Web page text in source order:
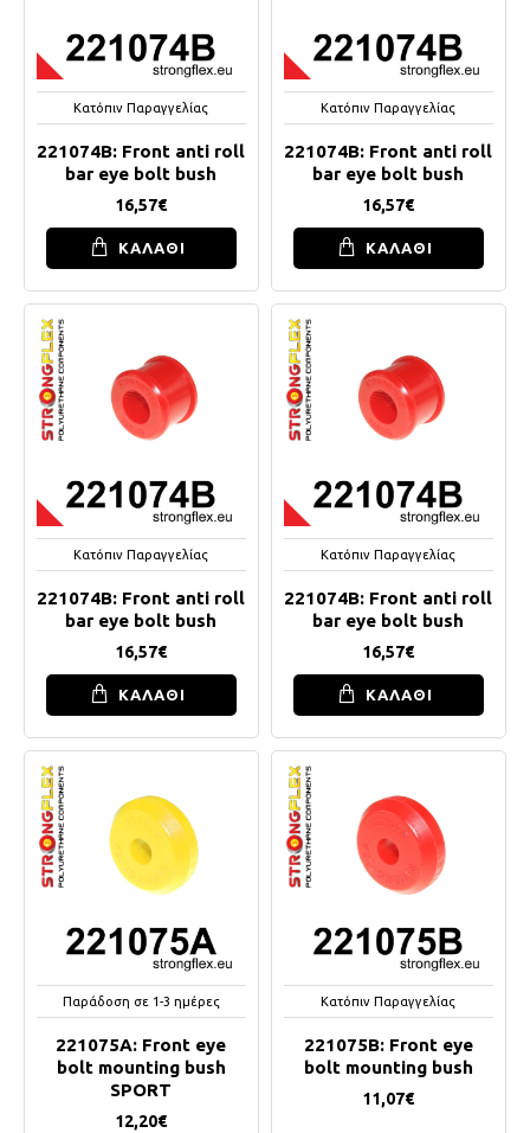
Κατόπιν Παραγγελίας
221074B: Front anti roll
bar eye bolt bush
16,57€
ΚΑΛΑΘΙ
Κατόπιν Παραγγελίας
221074B: Front anti roll
bar eye bolt bush
16,57€
ΚΑΛΑΘΙ
Κατόπιν Παραγγελίας
221074B: Front anti roll
bar eye bolt bush
16,57€
ΚΑΛΑΘΙ
Κατόπιν Παραγγελίας
221074B: Front anti roll
bar eye bolt bush
16,57€
ΚΑΛΑΘΙ
Παράδοση σε 1-3 ημέρες
221075A: Front eye
bolt mounting bush
SPORT
12,20€
Κατόπιν Παραγγελίας
221075B: Front eye
bolt mounting bush
11,07€